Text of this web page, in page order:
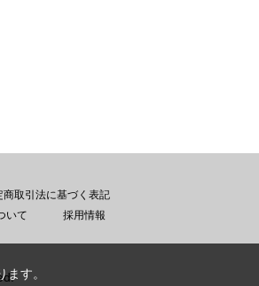
商取引法に基づく表記
いて 採用情報
す。